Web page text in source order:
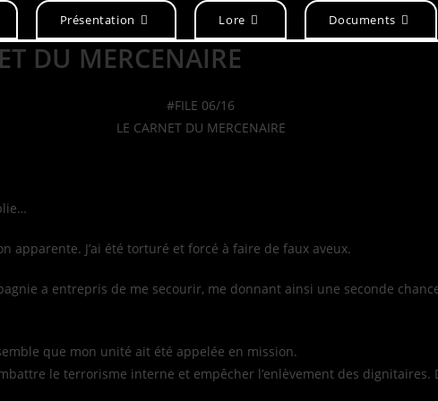
Présentation Lore Documents
DU MERCENAIRE
#FILE 06/16
LE CARNET DU MERCENAIRE
apparente. J’ai été torturé et forcé à faire de faux aveux.
a entrepris de me secourir, me donnant ainsi une seconde
que mon unité ait été appelée en mission.
le terrorisme interne et empêcher l’enlèvement des